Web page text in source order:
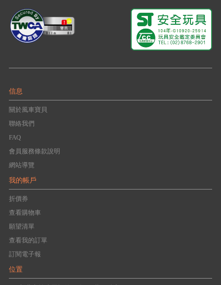
信息
關於風車寶貝
聯絡我們
FAQ
會員服務條款說明
網站導覽
我的帳戶
折價券
查看購物車
願望清單
查看我的訂單
訂閱電子報
位置